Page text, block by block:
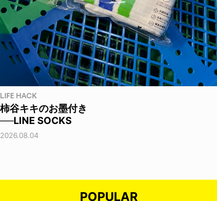
LIFE HACK
柿谷キキのお墨付き
──LINE SOCKS
2026.08.04
POPULAR